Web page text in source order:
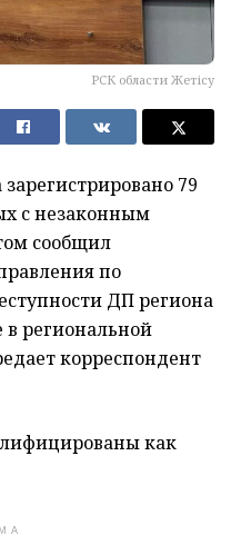
РСК области Жетісу
79
с незаконным
сообщил
по
ДП региона
в региональной
корреспондент
как